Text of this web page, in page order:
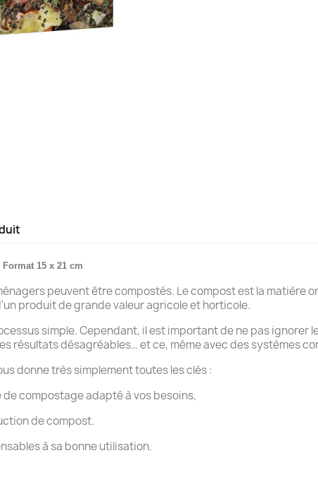
15 x 21 cm
peuvent être compostés. Le compost est la matière
produit de grande valeur agricole et horticole.
simple. Cependant, il est important de ne pas ignorer
résultats désagréables… et ce, même avec des systèmes
donne très simplement toutes les clés :
compostage adapté à vos besoins,
de compost.
à sa bonne utilisation.